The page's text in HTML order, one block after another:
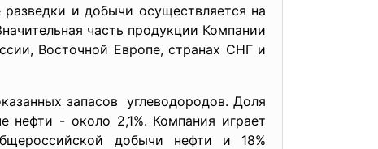
и добычи осуществляется на
часть продукции Компании
Восточной Европе, странах СНГ и
запасов углеводородов. Доля
- около 2,1%. Компания играет
добычи нефти и 18%